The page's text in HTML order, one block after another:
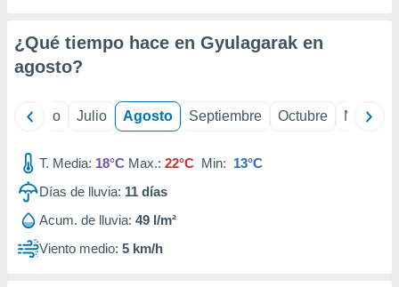
¿Qué tiempo hace en Gyulagarak en
agosto?
Junio Julio Agosto Septiembre Octubre
T. Media: 18°C Max.: 22°C Min: 13°C
Días de lluvia: 11 días
Acum. de lluvia: 49 l/m²
Viento medio: 5 km/h